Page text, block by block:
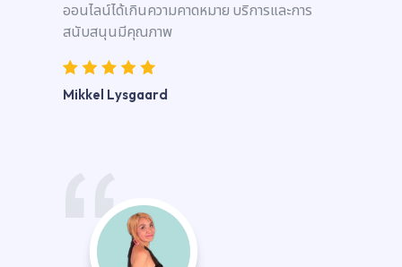
ออนไลน์ได้เกินความคาดหมาย บริการและการ
สนับสนุนมีคุณภาพ
Mikkel Lysgaard